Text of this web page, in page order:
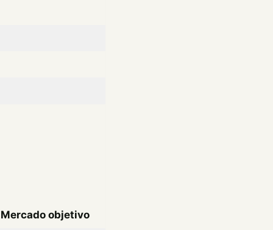
Mercado objetivo